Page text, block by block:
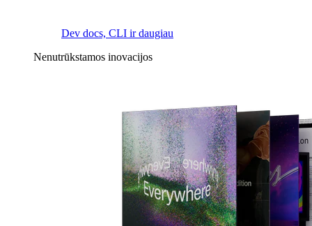
Dev docs, CLI ir daugiau
Nenutrūkstamos inovacijos